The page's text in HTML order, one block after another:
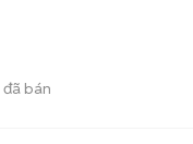
đã bán